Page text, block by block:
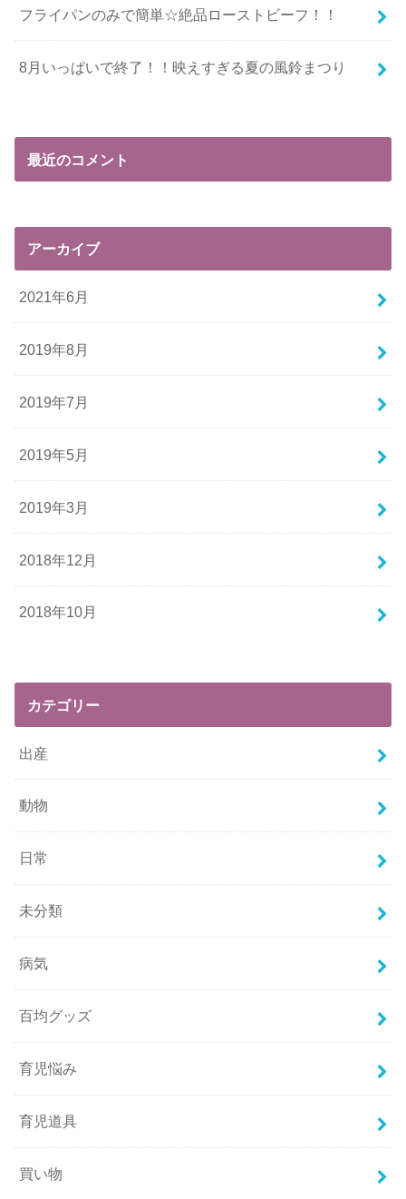
フライパンのみで簡単☆絶品ローストビーフ！！
8月いっぱいで終了！！映えすぎる夏の風鈴まつり
最近のコメント
アーカイブ
2021年6月
2019年8月
2019年7月
2019年5月
2019年3月
2018年12月
2018年10月
カテゴリー
出産
動物
日常
未分類
病気
百均グッズ
育児悩み
育児道具
買い物